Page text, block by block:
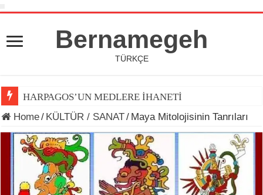
Bernamegeh
TÜRKÇE
HARPAGOS’UN MEDLERE İHANETİ
DÜNYA KUPASI 2026’DA TOP ARDINDA
Home/ KÜLTÜR / SANAT/ Maya Mitolojisinin Tanrıları